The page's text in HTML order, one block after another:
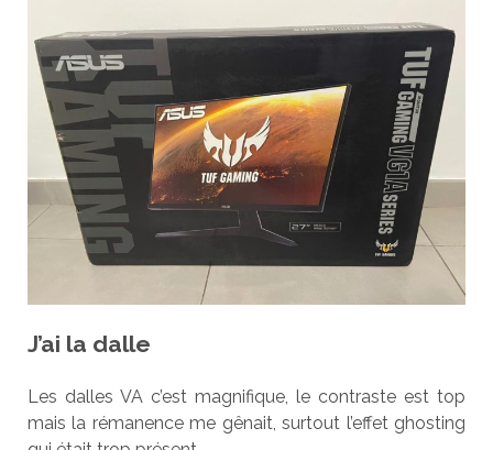
J’ai la dalle
Les dalles VA c’est magnifique, le contraste est top
mais la rémanence me gênait, surtout l’effet ghosting